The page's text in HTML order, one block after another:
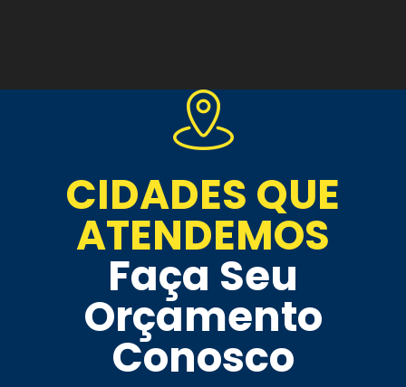
CIDADES QUE
ATENDEMOS
Faça Seu
Orçamento
Conosco